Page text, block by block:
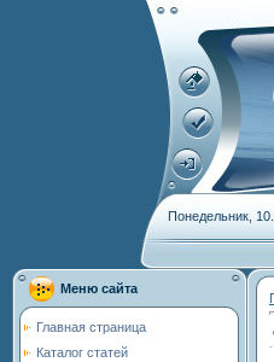
Понедельник,
Меню сайта
Главная страница
Каталог статей